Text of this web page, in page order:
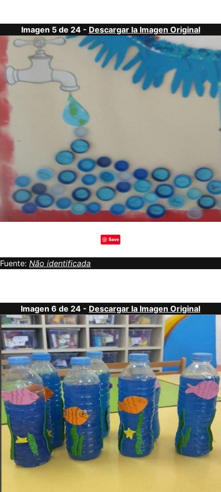
Imagen 5 de 24 - Descargar la Imagen Original
Save
Fuente: Não identificada
Imagen 6 de 24 - Descargar la Imagen Original